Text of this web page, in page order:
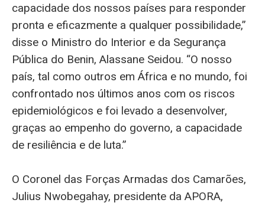
capacidade dos nossos países para responder
pronta e eficazmente a qualquer possibilidade,”
disse o Ministro do Interior e da Segurança
Pública do Benin, Alassane Seidou. “O nosso
país, tal como outros em África e no mundo, foi
confrontado nos últimos anos com os riscos
epidemiológicos e foi levado a desenvolver,
graças ao empenho do governo, a capacidade
de resiliência e de luta.”
O Coronel das Forças Armadas dos Camarões,
Julius Nwobegahay, presidente da APORA,